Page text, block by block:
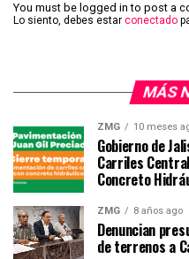
You must be logged in to post a
Lo siento, debes estar conectado
MÁS
ZMG 10 meses
Gobierno de
Carriles
Concreto
ZMG 8 años ago
Denuncian
de terrenos a